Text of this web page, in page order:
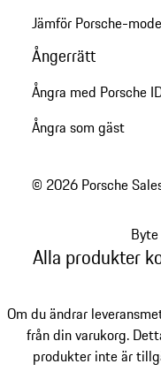
Jämför Porsche-
Ångerrätt
Ångra med Porsche
Ångra som gäst
© 2026 Porsche
Alla produkter
Om du ändrar
från din varukorg.
produkter inte är